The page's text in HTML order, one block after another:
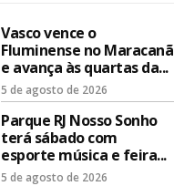
Vasco vence o
Fluminense no Maracanã
e avança às quartas da...
5 de agosto de 2026
Parque RJ Nosso Sonho
terá sábado com
esporte música e feira...
5 de agosto de 2026